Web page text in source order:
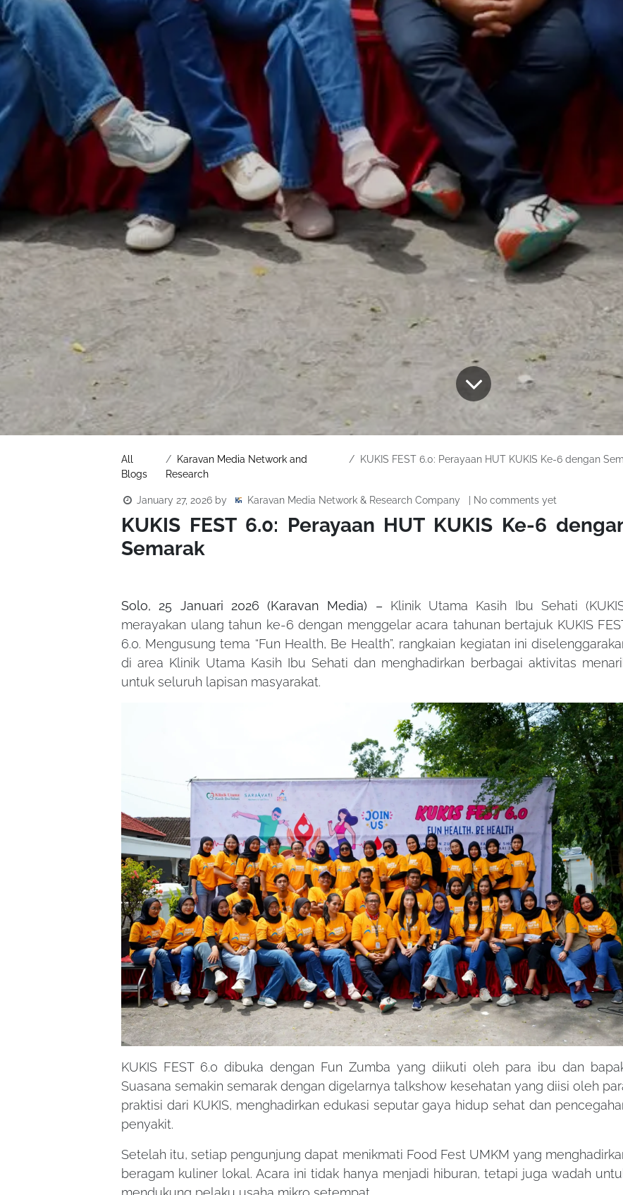
All
Blogs
Karavan Media Network and
Research
KUKIS FEST 6.0: Perayaan HUT KUKIS Ke-6 dengan Semarak
January 27, 2026 by Karavan Media Network & Research Company | No comments yet
KUKIS FEST 6.0: Perayaan HUT KUKIS Ke-6
Semarak
Solo, 25 Januari 2026 (Karavan Media) – Klinik Utama Kasih Ibu Sehati
merayakan ulang tahun ke-6 dengan menggelar acara tahunan bertajuk KUKIS
6.0. Mengusung tema “Fun Health, Be Health”, rangkaian kegiatan ini
di area Klinik Utama Kasih Ibu Sehati dan menghadirkan berbagai aktivitas
untuk seluruh lapisan masyarakat.
KUKIS FEST 6.0 dibuka dengan Fun Zumba yang diikuti oleh para ibu dan
Suasana semakin semarak dengan digelarnya talkshow kesehatan yang diisi oleh
praktisi dari KUKIS, menghadirkan edukasi seputar gaya hidup sehat dan
penyakit.
Setelah itu, setiap pengunjung dapat menikmati Food Fest UMKM yang
beragam kuliner lokal. Acara ini tidak hanya menjadi hiburan, tetapi juga wadah